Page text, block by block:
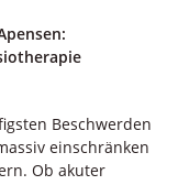
Beschwerden
einschränken
Ob akuter